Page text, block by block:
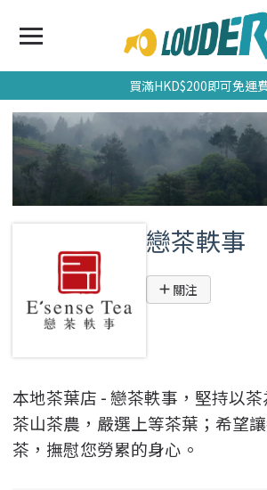
買滿HKD$200即可免運
戀茶軼事
關注
本地茶葉店 - 戀茶軼事，堅持以
茶山茶農，嚴選上等茶葉；希望
茶，撫慰您勞累的身心。